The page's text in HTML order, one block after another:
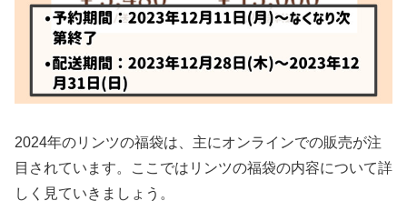
2024年のリンツの福袋は、主にオンラインでの販売が注
目されています。ここではリンツの福袋の内容について詳
しく見ていきましょう。